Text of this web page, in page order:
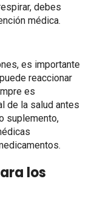
debes
médica.
es importante
reaccionar
es
de la salud antes
suplemento,
los